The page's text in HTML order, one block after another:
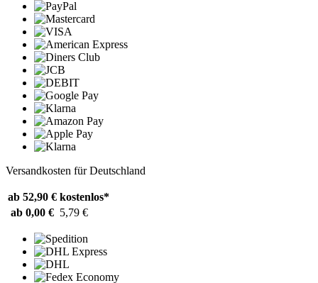
Versandkosten für Deutschland
ab 52,90 € kostenlos*
ab 0,00 € 5,79 €